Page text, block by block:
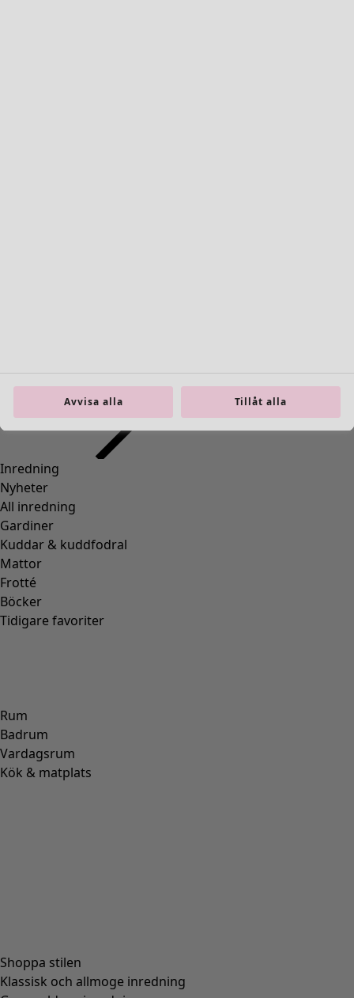
Inredning
Nyheter
All inredning
Gardiner
Kuddar & kuddfodral
Mattor
Frotté
Böcker
Tidigare favoriter
Rum
Badrum
Vardagsrum
Kök & matplats
Shoppa stilen
Klassisk och allmoge inredning
Avvisa alla Tillåt alla